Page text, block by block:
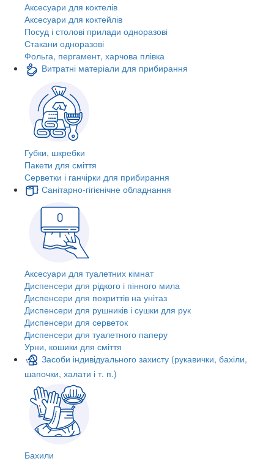
Аксесуари для коктелів
Аксесуари для коктейлів
Посуд і столові прилади одноразові
Стакани одноразові
Фольга, пергамент, харчова плівка
Витратні матеріали для прибирання
Губки, шкребки
Пакети для сміття
Серветки і ганчірки для прибирання
Санітарно-гігієнічне обладнання
Аксесуари для туалетних кімнат
Диспенсери для рідкого і пінного мила
Диспенсери для покриттів на унітаз
Диспенсери для рушників і сушки для рук
Диспенсери для серветок
Диспенсери для туалетного паперу
Урни, кошики для сміття
Засоби індивідуального захисту (рукавички, бахіли,
шапочки, халати і т. п.)
Бахили